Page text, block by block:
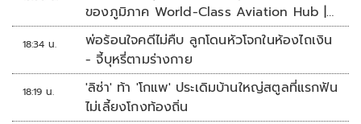
ของภูมิภาค World-Class Aviation Hub |
ห้องข่าวไทยโพสต์สุดสัปดาห์
18:34 น.
พ่อร้อนใจคดีไม่คืบ ลูกโดนหัวโจกในห้องไถเงิน
- จี้บุหรี่ตามร่างกาย
18:19 น.
'ลิซ่า' ท้า 'โกแพ' ประเดิมบ้านใหญ่สตูลที่แรกฟัน
ไม่เลี้ยงโกงท้องถิ่น